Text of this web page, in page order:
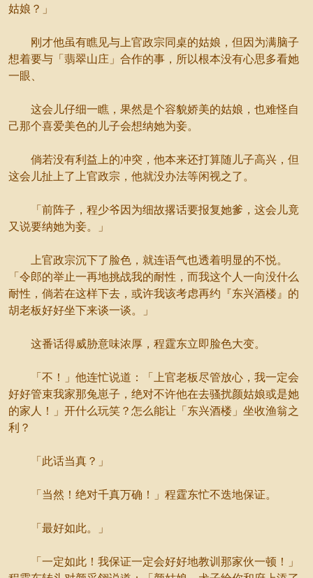
姑娘？」
刚才他虽有瞧见与上官政宗同桌的姑娘，但因为满脑子
想着要与「翡翠山庄」合作的事，所以根本没有心思多看她
一眼、
这会儿仔细一瞧，果然是个容貌娇美的姑娘，也难怪自
己那个喜爱美色的儿子会想纳她为妾。
倘若没有利益上的冲突，他本来还打算随儿子高兴，但
这会儿扯上了上官政宗，他就没办法等闲视之了。
「前阵子，程少爷因为细故撂话要报复她爹，这会儿竟
又说要纳她为妾。」
上官政宗沉下了脸色，就连语气也透着明显的不悦。
「令郎的举止一再地挑战我的耐性，而我这个人一向没什么
耐性，倘若在这样下去，或许我该考虑再约『东兴酒楼』的
胡老板好好坐下来谈一谈。」
这番话得威胁意味浓厚，程霆东立即脸色大变。
「不！」他连忙说道：「上官老板尽管放心，我一定会
好好管束我家那兔崽子，绝对不许他在去骚扰颜姑娘或是她
的家人！」开什么玩笑？怎么能让「东兴酒楼」坐收渔翁之
利？
「此话当真？」
「当然！绝对千真万确！」程霆东忙不迭地保证。
「最好如此。」
「一定如此！我保证一定会好好地教训那家伙一顿！」